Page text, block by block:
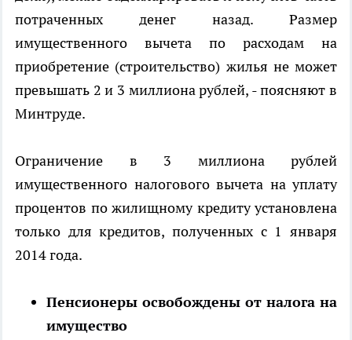
потраченных денег назад. Размер
имущественного вычета по расходам на
приобретение (строительство) жилья не может
превышать 2 и 3 миллиона рублей, - поясняют в
Минтруде.
Ограничение в 3 миллиона рублей
имущественного налогового вычета на уплату
процентов по жилищному кредиту установлена
только для кредитов, полученных с 1 января
2014 года.
Пенсионеры освобождены от налога на
имущество